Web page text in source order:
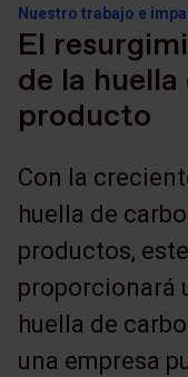
Nuestro trabajo e
El
de la
producto
Con la
huella de
productos,
proporcionará
huella de
una empresa